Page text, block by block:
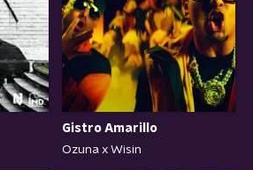
Gistro Amarillo
Ozuna x Wisin